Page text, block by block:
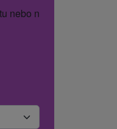
nebo název hotelu.